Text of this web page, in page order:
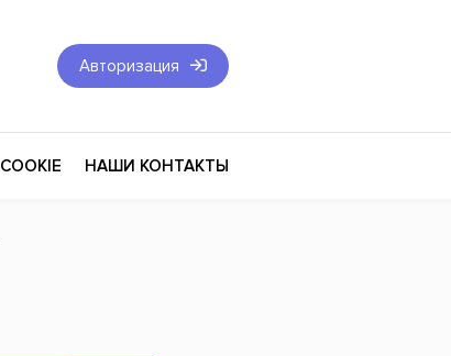
Авторизация
COOKIE НАШИ КОНТАКТЫ